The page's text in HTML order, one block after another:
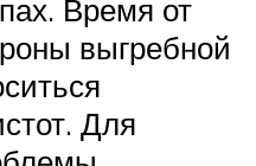
Время от
выгребной
Для